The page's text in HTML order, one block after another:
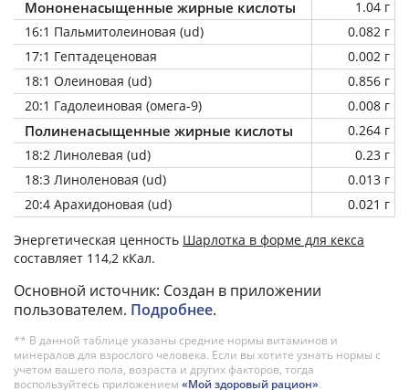
Мононенасыщенные жирные кислоты
1.04 г
16:1 Пальмитолеиновая (ud)
0.082 г
17:1 Гептадеценовая
0.002 г
18:1 Олеиновая (ud)
0.856 г
20:1 Гадолеиновая (омега-9)
0.008 г
Полиненасыщенные жирные кислоты
0.264 г
18:2 Линолевая (ud)
0.23 г
18:3 Линоленовая (ud)
0.013 г
20:4 Арахидоновая (ud)
0.021 г
Энергетическая ценность Шарлотка в форме для кекса
составляет 114,2 кКал.
Основной источник: Создан в приложении
пользователем. Подробнее.
** В данной таблице указаны средние нормы витаминов и
минералов для взрослого человека. Если вы хотите узнать нормы с
учетом вашего пола, возраста и других факторов, тогда
воспользуйтесь приложением «Мой здоровый рацион».